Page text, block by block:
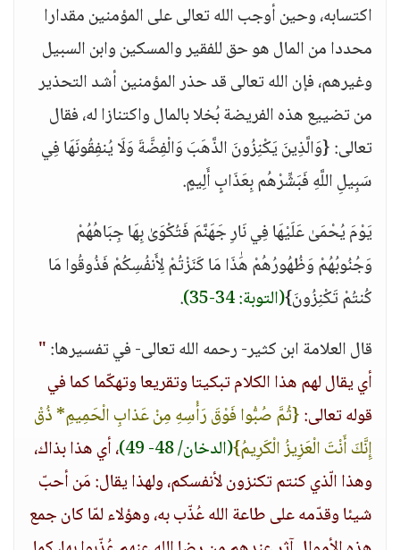
اكتسابه، وحين أوجب الله تعالى على المؤمنين مقدارا
محددا من المال هو حق للفقير والمسكين وابن السبيل
وغيرهم، فإن الله تعالى قد حذر المؤمنين أشد التحذير
من تضييع هذه الفريضة بُخلا بالمال واكتنازا له، فقال
تعالى: {وَالَّذِينَ يَكْنِزُونَ الذَّهَبَ وَالْفِضَّةَ وَلَا يُنفِقُونَهَا فِي
سَبِيلِ اللَّهِ فَبَشِّرْهُم بِعَذَابٍ أَلِيمٍ.
يَوْمَ يُحْمَىٰ عَلَيْهَا فِي نَارِ جَهَنَّمَ فَتُكْوَىٰ بِهَا جِبَاهُهُمْ
وَجُنُوبُهُمْ وَظُهُورُهُمْ هَٰذَا مَا كَنَزْتُمْ لِأَنفُسِكُمْ فَذُوقُوا مَا
كُنتُمْ تَكْنِزُونَ}(التوبة: 34-35)
.
قال العلامة ابن كثير- رحمه الله تعالى- في تفسيرها:"
أي يقال لهم هذا الكلام تبكيتا وتقريعا وتهكّما كما في
قوله تعالى:{ثُمَّ صُبُّوا فَوْقَ رَأْسِهِ مِنْ عَذابِ الْحَمِيمِ* ذُقْ
إِنَّكَ أَنْتَ الْعَزِيزُ الْكَرِيمُ}(الدخان/ 48- 49)
، أي هذا بذاك،
وهذا الّذي كنتم تكنزون لأنفسكم، ولهذا يقال: مَن أحبّ
شيئا وقدّمه على طاعة الله عُذّب به، وهؤلاء لمّا كان جمع